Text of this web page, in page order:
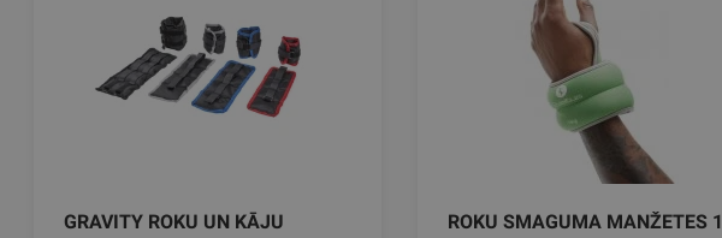
GRAVITY ROKU UN KĀJU
ROKU SMAGUMA MANŽETES 1